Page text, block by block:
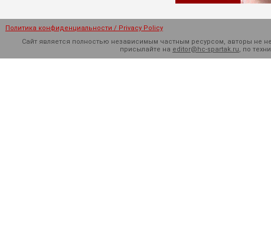
Политика конфиденциальности / Privacy Policy
Сайт является полностью независимым частным ресурсом, авторы не
присылайте на editor@hc-spartak.ru, по